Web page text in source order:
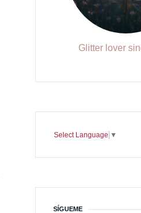
Glitter lover
Select Language ▼
SÍGUEME